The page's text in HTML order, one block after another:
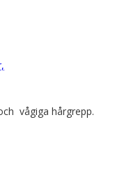
vågiga hårgrepp.